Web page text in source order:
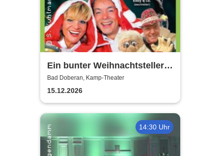
Ein bunter Weihnachtsteller
mit Gitte & Klaus, Eddy & Co
Bad Doberan, Kamp-Theater
15.12.2026
14:30 Uhr